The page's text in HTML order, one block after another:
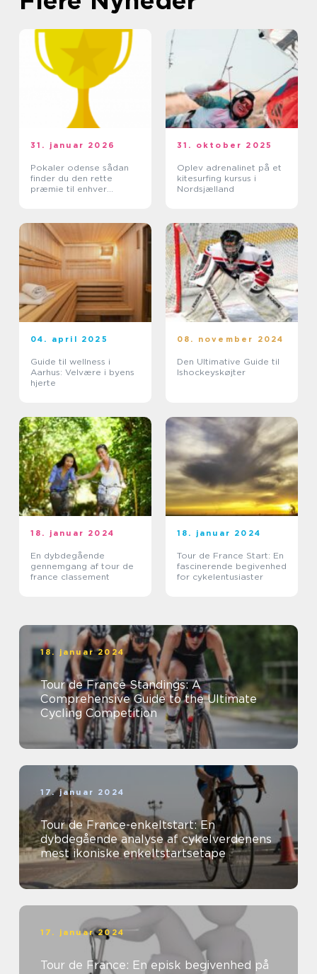
31. januar 2026
Pokaler odense sådan
finder du den rette
præmie til enhver
31. oktober 2025
Oplev adrenalinet på et
kitesurfing kursus i
Nordsjælland
04. april 2025
Guide til wellness i
Aarhus: Velvære i byens
hjerte
08. november 2024
Den Ultimative Guide til
Ishockeyskøjter
18. januar 2024
En dybdegående
gennemgang af tour de
france classement
18. januar 2024
Tour de France Start: En
fascinerende begivenhed
for cykelentusiaster
18. januar 2024
Tour de France Standings: A
Comprehensive Guide to the Ultimate
Cycling Competition
17. januar 2024
Tour de France-enkeltstart: En
dybdegående analyse af cykelverdenens
mest ikoniske enkeltstartsetape
17. januar 2024
Tour de France: En episk begivenhed på